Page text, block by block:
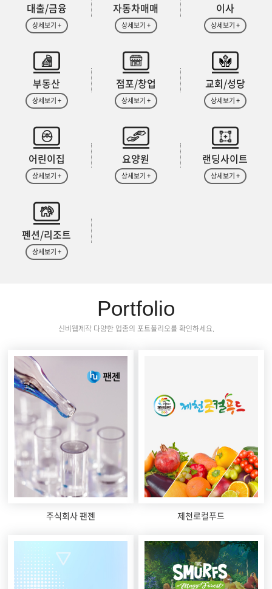
대출/금융
상세보기 +
자동차매매
상세보기 +
이사
상세보기 +
부동산
상세보기 +
점포/창업
상세보기 +
교회/성당
상세보기 +
어린이집
상세보기 +
요양원
상세보기 +
랜딩사이트
상세보기 +
펜션/리조트
상세보기 +
Portfolio
신비웹제작 다양한 업종의 포트폴리오를 확인하세요.
주식회사 팬젠 제천로컬푸드